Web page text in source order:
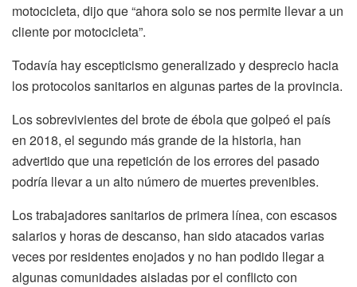
motocicleta, dijo que “ahora solo se nos permite llevar a un
cliente por motocicleta”.
Todavía hay escepticismo generalizado y desprecio hacia
los protocolos sanitarios en algunas partes de la provincia.
Los sobrevivientes del brote de ébola que golpeó el país
en 2018, el segundo más grande de la historia, han
advertido que una repetición de los errores del pasado
podría llevar a un alto número de muertes prevenibles.
Los trabajadores sanitarios de primera línea, con escasos
salarios y horas de descanso, han sido atacados varias
veces por residentes enojados y no han podido llegar a
algunas comunidades aisladas por el conflicto con